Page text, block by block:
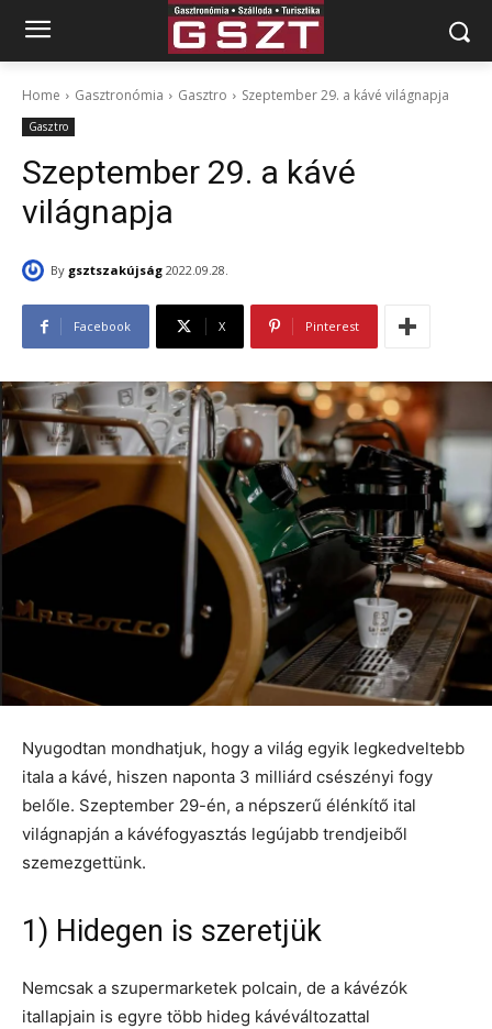
Home Gasztronómia Gasztro Szeptember 29. a kávé világnapja
Gasztro
Szeptember 29. a kávé
világnapja
By gsztszakújság 2022.09.28.
Facebook X Pinterest
Nyugodtan mondhatjuk, hogy a világ egyik legkedveltebb
itala a kávé, hiszen naponta 3 milliárd csészényi fogy
belőle. Szeptember 29-én, a népszerű élénkítő ital
világnapján a kávéfogyasztás legújabb trendjeiből
szemezgettünk.
1) Hidegen is szeretjük
Nemcsak a szupermarketek polcain, de a kávézók
itallapjain is egyre több hideg kávéváltozattal